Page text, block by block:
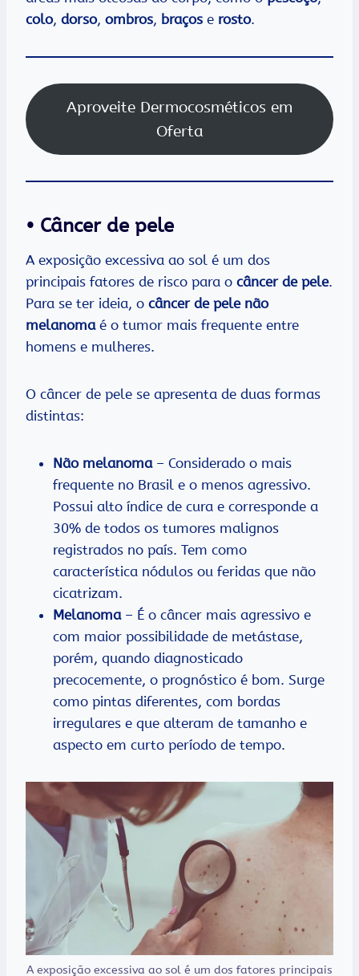
colo, dorso, ombros, braços e rosto.
Aproveite Dermocosméticos em
Oferta
• Câncer de pele
A exposição excessiva ao sol é um dos
principais fatores de risco para o câncer de pele.
Para se ter ideia, o câncer de pele não
melanomaé o tumor mais frequente entre
homens e mulheres.
O câncer de pele se apresenta de duas formas
distintas:
Não melanoma– Considerado o mais
frequente no Brasil e o menos agressivo.
Possui alto índice de cura e corresponde a
30% de todos os tumores malignos
registrados no país. Tem como
característica nódulos ou feridas que não
cicatrizam.
Melanoma– É o câncer mais agressivo e
com maior possibilidade de metástase,
porém, quando diagnosticado
precocemente, o prognóstico é bom. Surge
como pintas diferentes, com bordas
irregulares e que alteram de tamanho e
aspecto em curto período de tempo.
A exposição excessiva ao sol é um dos fatores principais